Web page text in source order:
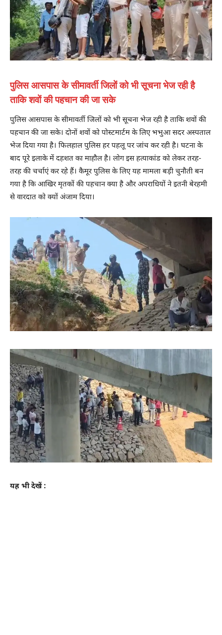
पुलिस आसपास के सीमावर्ती जिलों को भी सूचना भेज रही है
ताकि शवों की पहचान की जा सके
पुलिस आसपास के सीमावर्ती जिलों को भी सूचना भेज रही है ताकि शवों की
पहचान की जा सके। दोनों शवों को पोस्टमार्टम के लिए भभुआ सदर अस्पताल
भेज दिया गया है। फिलहाल पुलिस हर पहलू पर जांच कर रही है। घटना के
बाद पूरे इलाके में दहशत का माहौल है। लोग इस हत्याकांड को लेकर तरह-
तरह की चर्चाएं कर रहे हैं। कैमूर पुलिस के लिए यह मामला बड़ी चुनौती बन
गया है कि आखिर मृतकों की पहचान क्या है और अपराधियों ने इतनी बेरहमी
से वारदात को क्यों अंजाम दिया।
यह भी देखें :